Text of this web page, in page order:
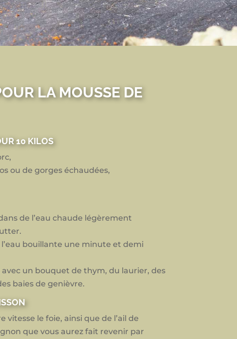
LA MOUSSE DE
10 KILOS
ou de gorges échaudées,
de l’eau chaude légèrement
l’eau bouillante une minute et demi
avec un bouquet de thym, du laurier, des
baies de genièvre.
vitesse le foie, ainsi que de l’ail de
que vous aurez fait revenir par